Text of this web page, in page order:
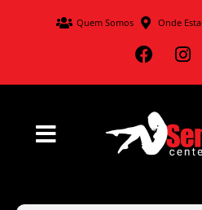
Quem Somos Onde